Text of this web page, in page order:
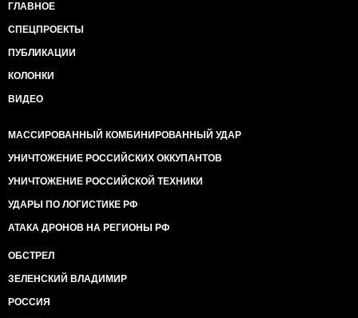
ГЛАВНОЕ
СПЕЦПРОЕКТЫ
ПУБЛИКАЦИИ
КОЛОНКИ
ВИДЕО
МАССИРОВАННЫЙ КОМБИНИРОВАННЫЙ УДАР
УНИЧТОЖЕНИЕ РОССИЙСКИХ ОККУПАНТОВ
УНИЧТОЖЕНИЕ РОССИЙСКОЙ ТЕХНИКИ
УДАРЫ ПО ЛОГИСТИКЕ РФ
АТАКА ДРОНОВ НА РЕГИОНЫ РФ
ОБСТРЕЛ
ЗЕЛЕНСКИЙ ВЛАДИМИР
РОССИЯ